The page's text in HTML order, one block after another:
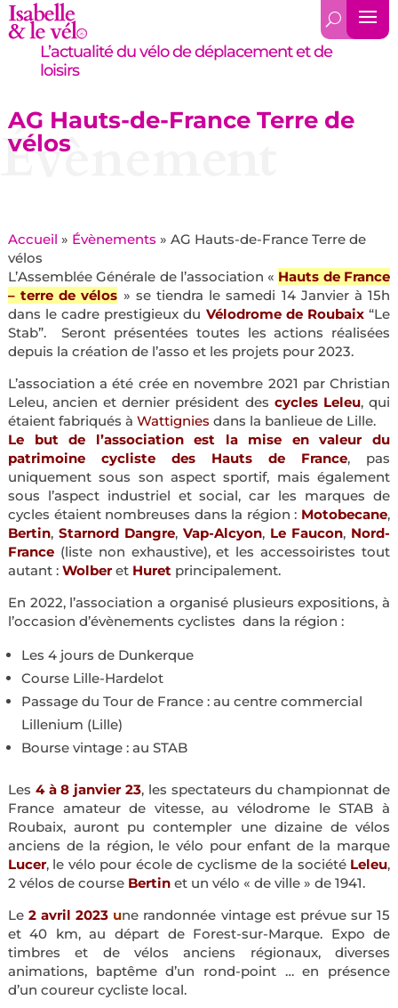
L’actualité du vélo de déplacement et de
loisirs
AG Hauts-de-France Terre de
vélos
Évènement
Accueil » Évènements » AG Hauts-de-France Terre de
vélos
L’Assemblée Générale de l’association « Hauts de France
– terre de vélos » se tiendra le samedi 14 Janvier à 15h
dans le cadre prestigieux du Vélodrome de Roubaix“Le
Stab”.
Seront présentées toutes les actions réalisées
depuis la création de l’asso et les projets pour 2023.
L’association a été crée en novembre 2021 par Christian
Leleu, ancien et dernier président des cycles Leleu, qui
étaient fabriqués à Wattignies dans la banlieue de Lille.
Le but de l’association est la mise en valeur du
patrimoine cycliste des Hauts de France, pas
uniquement sous son aspect sportif, mais également
sous l’aspect industriel et social, car les marques de
cycles étaient nombreuses dans la région : Motobecane,
Bertin, Starnord Dangre, Vap-Alcyon, Le Faucon, Nord-
France(liste non exhaustive), et les accessoiristes tout
autant : Wolberet Huretprincipalement.
En 2022, l’association a organisé plusieurs expositions, à
l’occasion d’évènements cyclistes dans la région :
Les 4 jours de Dunkerque
Course Lille-Hardelot
Passage du Tour de France : au centre commercial
Lillenium (Lille)
Bourse vintage : au STAB
Les 4 à 8 janvier 23, les spectateurs du championnat de
France amateur de vitesse, au vélodrome le STAB à
Roubaix, auront pu contempler une dizaine de vélos
anciens de la région, le vélo pour enfant de la marque
Lucer, le vélo pour école de cyclisme de la société Leleu,
2 vélos de course Bertinet un vélo « de ville » de 1941.
Le2 avril 2023 une randonnée vintage est prévue sur 15
et 40 km, au départ de Forest-sur-Marque. Expo de
timbres et de vélos anciens régionaux, diverses
animations, baptême d’un rond-point … en présence
d’un coureur cycliste local.